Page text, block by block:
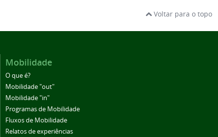
Voltar para o topo
Mobilidade
O que é?
Mobilidade "out"
Mobilidade "in"
Programas de Mobilidade
Fluxos de Mobilidade
Relatos de experiências